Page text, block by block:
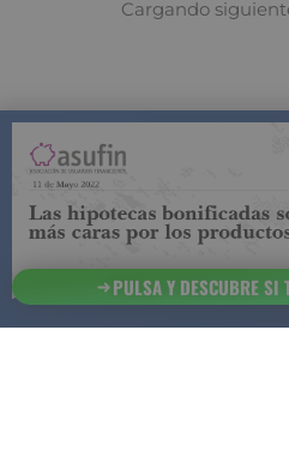
COMPARADOR DE SEGUROS DE VIDA
REGULACIÓN DE LA DIRECCIÓN
SEGUROS
ESTA
91 218 93 299 Contacto
PULSA Y DESCUBRE SI